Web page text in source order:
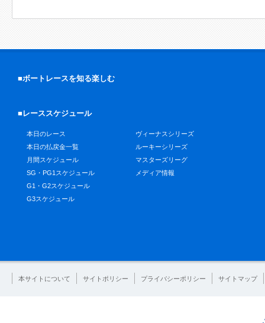
■ボートレースを知る楽しむ
■レーススケジュール
本日のレース
本日の払戻金一覧
月間スケジュール
SG・PG1スケジュール
G1・G2スケジュール
G3スケジュール
ヴィーナスシリーズ
ルーキーシリーズ
マスターズリーグ
メディア情報
本サイトについて サイトポリシー プライバシーポリシー サイトマップ